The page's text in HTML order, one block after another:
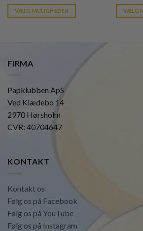
is:
kr. 39,95.
VÆLG MULIGHEDER VÆLG
FIRMA
Papklubben ApS
Ved Klædebo 14
2970 Hørsholm
CVR: 40704647
KONTAKT
Kontakt os
Følg os på Facebook
Følg os på YouTube
Følg os på Instagram